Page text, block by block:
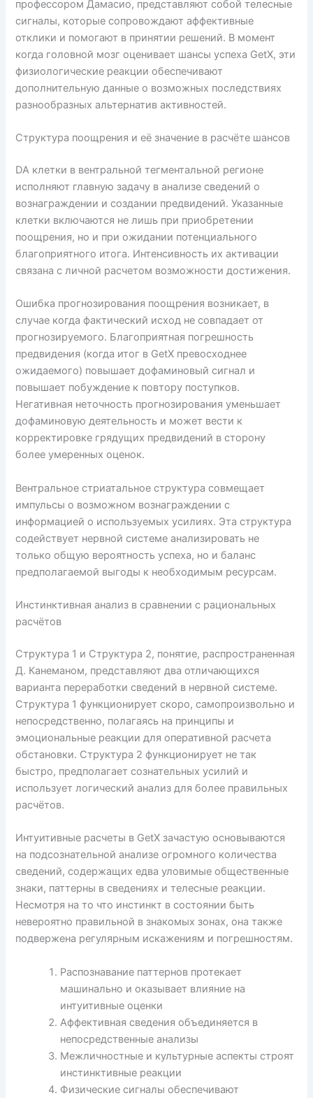
профессором Дамасио, представляют собой телесные
сигналы, которые сопровождают аффективные
отклики и помогают в принятии решений. В момент
когда головной мозг оценивает шансы успеха GetX, эти
физиологические реакции обеспечивают
дополнительную данные о возможных последствиях
разнообразных альтернатив активностей.
Структура поощрения и её значение в расчёте шансов
DA клетки в вентральной тегментальной регионе
исполняют главную задачу в анализе сведений о
вознаграждении и создании предвидений. Указанные
клетки включаются не лишь при приобретении
поощрения, но и при ожидании потенциального
благоприятного итога. Интенсивность их активации
связана с личной расчетом возможности достижения.
Ошибка прогнозирования поощрения возникает, в
случае когда фактический исход не совпадает от
прогнозируемого. Благоприятная погрешность
предвидения (когда итог в GetX превосходнее
ожидаемого) повышает дофаминовый сигнал и
повышает побуждение к повтору поступков.
Негативная неточность прогнозирования уменьшает
дофаминовую деятельность и может вести к
корректировке грядущих предвидений в сторону
более умеренных оценок.
Вентральное стриатальное структура совмещает
импульсы о возможном вознаграждении с
информацией о используемых усилиях. Эта структура
содействует нервной системе анализировать не
только общую вероятность успеха, но и баланс
предполагаемой выгоды к необходимым ресурсам.
Инстинктивная анализ в сравнении с рациональных
расчётов
Структура 1 и Структура 2, понятие, распространенная
Д. Канеманом, представляют два отличающихся
варианта переработки сведений в нервной системе.
Структура 1 функционирует скоро, самопроизвольно и
непосредственно, полагаясь на принципы и
эмоциональные реакции для оперативной расчета
обстановки. Структура 2 функционирует не так
быстро, предполагает сознательных усилий и
использует логический анализ для более правильных
расчётов.
Интуитивные расчеты в GetX зачастую основываются
на подсознательной анализе огромного количества
сведений, содержащих едва уловимые общественные
знаки, паттерны в сведениях и телесные реакции.
Несмотря на то что инстинкт в состоянии быть
невероятно правильной в знакомых зонах, она также
подвержена регулярным искажениям и погрешностям.
Распознавание паттернов протекает
машинально и оказывает влияние на
интуитивные оценки
Аффективная сведения объединяется в
непосредственные анализы
Межличностные и культурные аспекты строят
инстинктивные реакции
Физические сигналы обеспечивают